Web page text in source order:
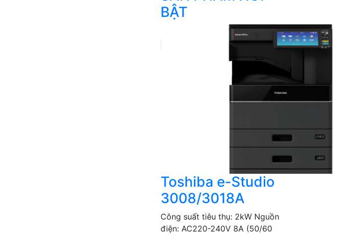
BẬT
Toshiba e-Studio
3008/3018A
Công suất tiêu thụ: 2kW Nguồn
điện: AC220-240V 8A (50/60